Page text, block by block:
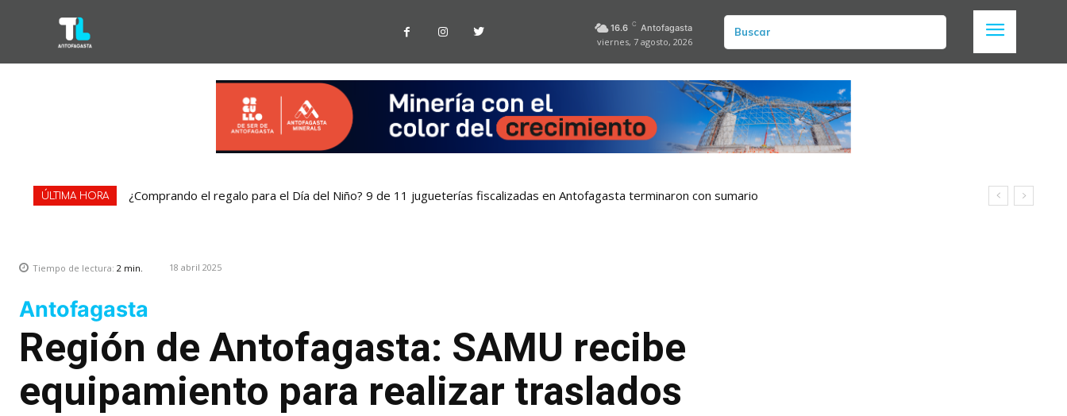
16.6 C Antofagasta
viernes, 7 agosto, 2026
Buscar
ÚLTIMA HORA ¿Comprando el regalo para el Día del Niño? 9 de 11 jugueterías fiscalizadas en Antofagasta terminaron con sumario
Tiempo de lectura: 2 min. 18 abril 2025
Antofagasta
Región de Antofagasta: SAMU recibe
equipamiento para realizar traslados